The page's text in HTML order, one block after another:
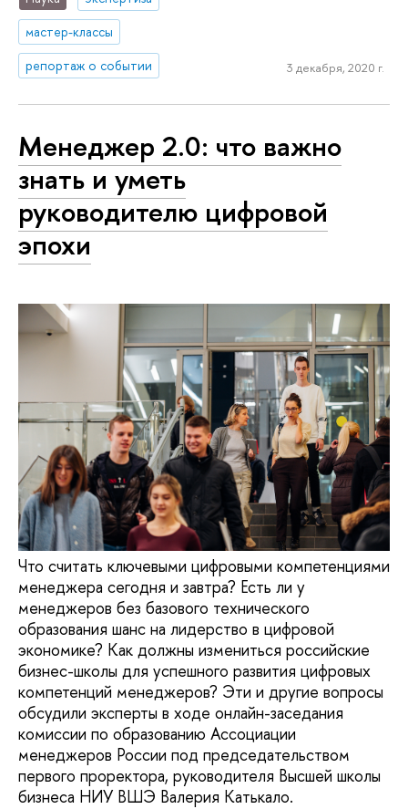
мастер-классы
репортаж о событии
3 декабря, 2020 г.
Менеджер 2.0: что важно
знать и уметь
руководителю цифровой
эпохи
Что считать ключевыми цифровыми компетенциями
менеджера сегодня и завтра? Есть ли у
менеджеров без базового технического
образования шанс на лидерство в цифровой
экономике? Как должны измениться российские
бизнес-школы для успешного развития цифровых
компетенций менеджеров? Эти и другие вопросы
обсудили эксперты в ходе онлайн-заседания
комиссии по образованию Ассоциации
менеджеров России под председательством
первого проректора, руководителя Высшей школы
бизнеса НИУ ВШЭ Валерия Катькало.